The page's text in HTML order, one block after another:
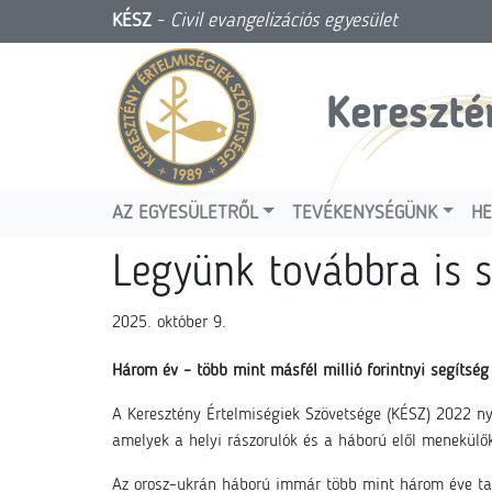
KÉSZ - Civil evangelizációs egyesület
AZ EGYESÜLETRŐL TEVÉKENYSÉGÜNK
Legyünk továbbra is
2025. október 9.
Három év – több mint másfél millió forintnyi
A Keresztény Értelmiségiek Szövetsége (KÉSZ)
amelyek a helyi rászorulók és a háború elől
Az orosz–ukrán háború immár több mint három éve